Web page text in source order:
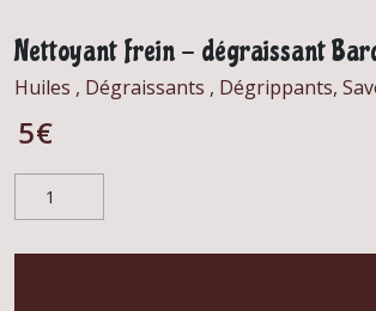
Nettoyant frein - dégraissant
Huiles , Dégraissants , Dégrippants,
5€